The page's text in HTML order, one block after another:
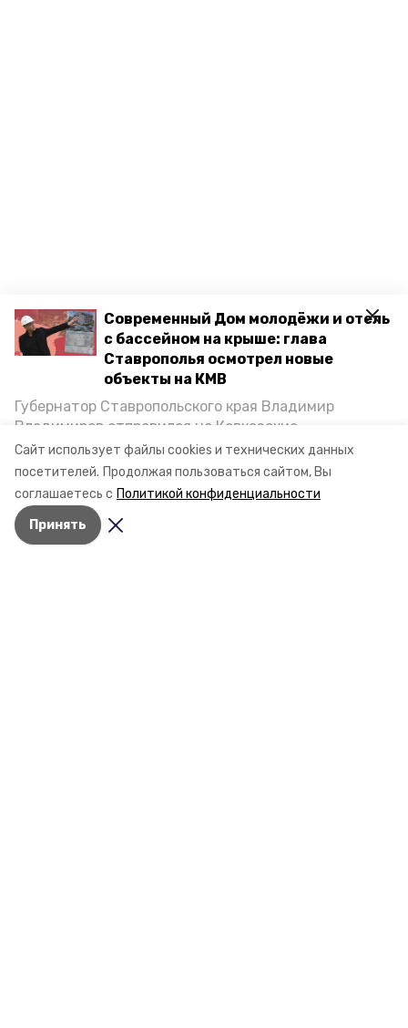
Сайт использует файлы cookies и технических данных
посетителей. Продолжая пользоваться сайтом, Вы
соглашаетесь с Политикой конфиденциальности
Принять
Современный Дом молодёжи и отель
с бассейном на крыше: глава
Ставрополья осмотрел новые
объекты на КМВ
Губернатор Ставропольского края Владимир
Владимиров отправился на Кавказские
Минеральные Воды, чтобы проинспектировать
строительство объектов в Кисловодске и
Минводах, а также выслушать предложения о
постройке новых точек притяжения для местных
жителей. Подробнее — в материале «Победы26».